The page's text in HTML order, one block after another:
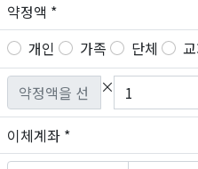
약정액 *
개인
가족 단체
×
이체계좌 *